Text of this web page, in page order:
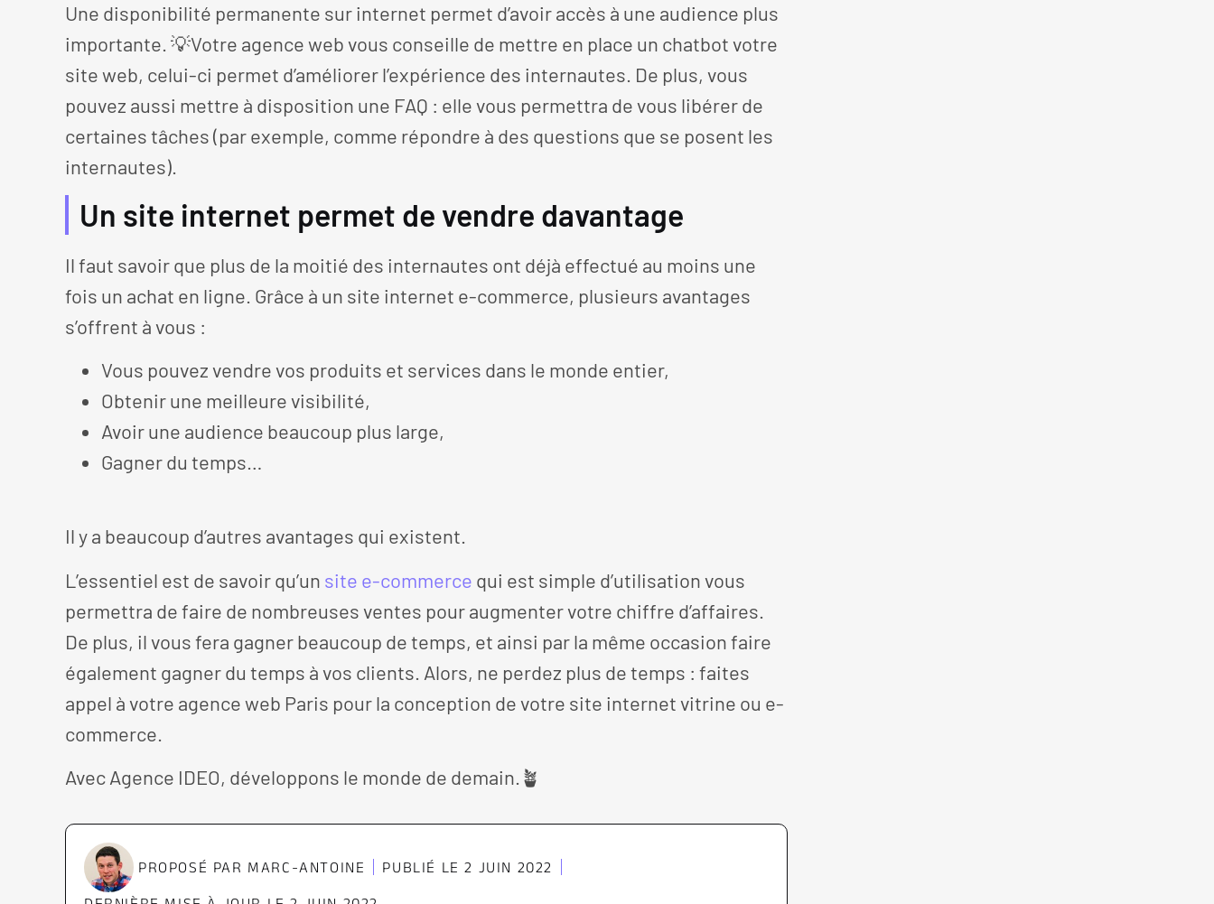
Une disponibilité permanente sur internet permet d’avoir accès à une audience plus
importante. 💡Votre agence web vous conseille de mettre en place un chatbot votre
site web, celui-ci permet d’améliorer l’expérience des internautes. De plus, vous
pouvez aussi mettre à disposition une FAQ : elle vous permettra de vous libérer de
certaines tâches (par exemple, comme répondre à des questions que se posent les
internautes).
Un site internet permet de vendre davantage
Il faut savoir que plus de la moitié des internautes ont déjà effectué au moins une
fois un achat en ligne. Grâce à un site internet e-commerce, plusieurs avantages
s’offrent à vous :
Vous pouvez vendre vos produits et services dans le monde entier,
Obtenir une meilleure visibilité,
Avoir une audience beaucoup plus large,
Gagner du temps…
Il y a beaucoup d’autres avantages qui existent.
L’essentiel est de savoir qu’un site e-commerce qui est simple d’utilisation vous
permettra de faire de nombreuses ventes pour augmenter votre chiffre d’affaires.
De plus, il vous fera gagner beaucoup de temps, et ainsi par la même occasion faire
également gagner du temps à vos clients. Alors, ne perdez plus de temps : faites
appel à votre agence web Paris pour la conception de votre site internet vitrine ou e-
commerce.
Avec Agence IDEO, développons le monde de demain.🪴
PROPOSÉ PAR MARC-ANTOINE PUBLIÉ LE 2 JUIN 2022